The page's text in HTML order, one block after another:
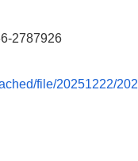
2787926
file/20251222/